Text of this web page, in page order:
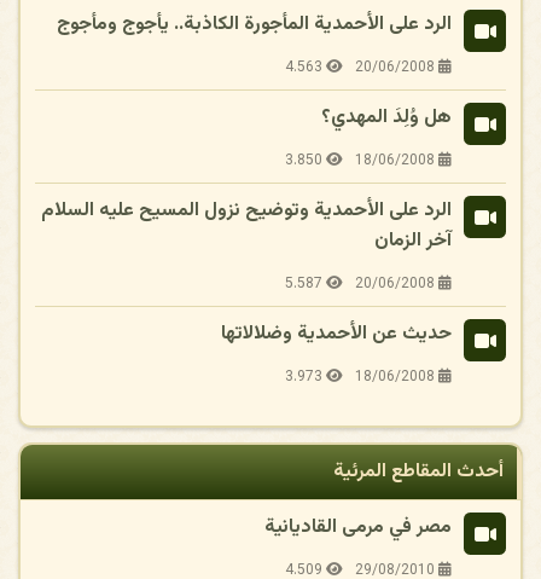
الرد على الأحمدية المأجورة الكاذبة.. يأجوج ومأجوج
20/06/2008
4.563
هل وُلِدَ المهدي؟
18/06/2008
3.850
الرد على الأحمدية وتوضيح نزول المسيح عليه السلام
آخر الزمان
20/06/2008
5.587
حديث عن الأحمدية وضلالاتها
18/06/2008
3.973
أحدث المقاطع المرئية
مصر في مرمى القاديانية
29/08/2010
4.509